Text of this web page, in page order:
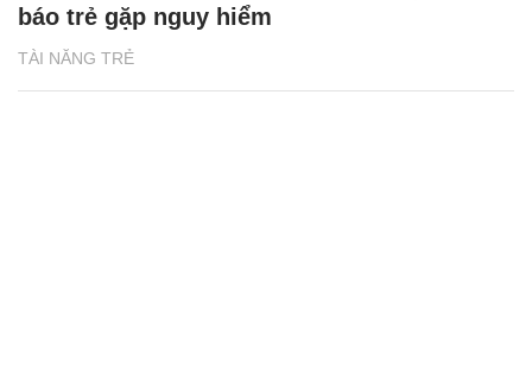
TÀI NĂNG TRẺ
báo trẻ gặp nguy hiểm